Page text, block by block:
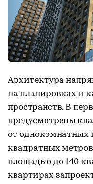
Архитектура
на планировках и
пространств. В
предусмотрены
от однокомнатных
квадратных
площадью до 140
квартирах